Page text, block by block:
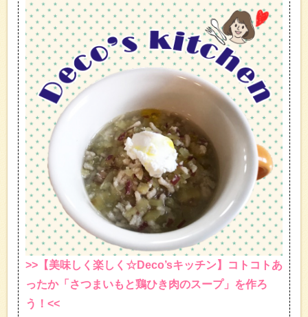
>>【美味しく楽しく☆Deco’sキッチン】コトコトあ
ったか「さつまいもと鶏ひき肉のスープ」を作ろ
う！<<